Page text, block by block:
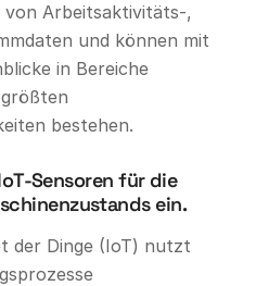
von Arbeitsaktivitäts-,
und können mit
in Bereiche
bestehen.
Sensoren für die
ein.
der Dinge (IoT) nutzt